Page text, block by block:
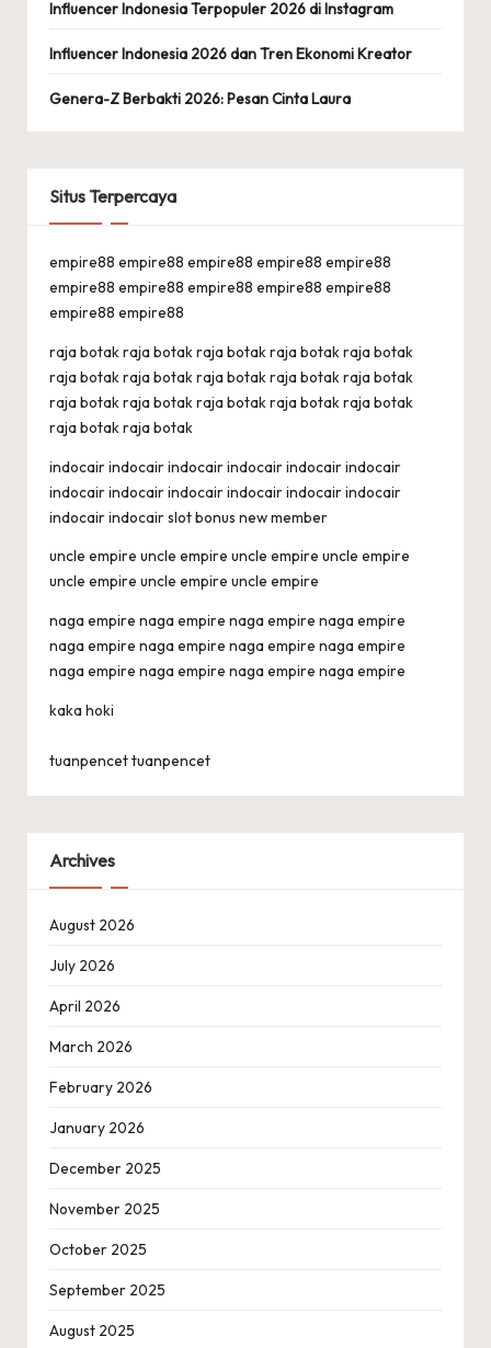
Influencer Indonesia Terpopuler 2026 di Instagram
Influencer Indonesia 2026 dan Tren Ekonomi Kreator
Genera-Z Berbakti 2026: Pesan Cinta Laura
Situs Terpercaya
empire88 empire88 empire88 empire88 empire88
empire88 empire88 empire88 empire88 empire88
empire88 empire88
raja botakraja botakraja botakraja botakraja botak
raja botakraja botakraja botakraja botakraja botak
raja botakraja botakraja botakraja botakraja botak
raja botakraja botak
indocairindocairindocairindocairindocairindocair
indocairindocairindocairindocairindocairindocair
indocairindocairslot bonus new member
uncle empire uncle empire uncle empire uncle empire
uncle empire uncle empire uncle empire
naga empire naga empire naga empire naga empire
naga empire naga empire naga empire naga empire
naga empire naga empire naga empire naga empire
kaka hoki
tuanpencettuanpencet
Archives
August 2026
July 2026
April 2026
March 2026
February 2026
January 2026
December 2025
November 2025
October 2025
September 2025
August 2025